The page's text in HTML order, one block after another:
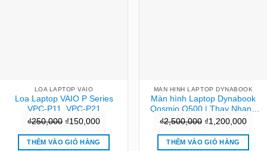
LOA LAPTOP VAIO
Loa Laptop VAIO P Series
VPC-P11, VPC-P21
₫250,000 Giá
gốc
là:
₫150,000Giá
hiện
THÊM VÀO GIỎ HÀNG
MAN HINH LAPTOP DYNABOOK
Màn hình Laptop Dynabook
Qosmio Q500 | Thay Nhanh
Tại Cửa Hàng TPHCM
₫2,500,000 Giá
gốc
là:
₫1,200,000Giá
hiện
THÊM VÀO GIỎ HÀNG